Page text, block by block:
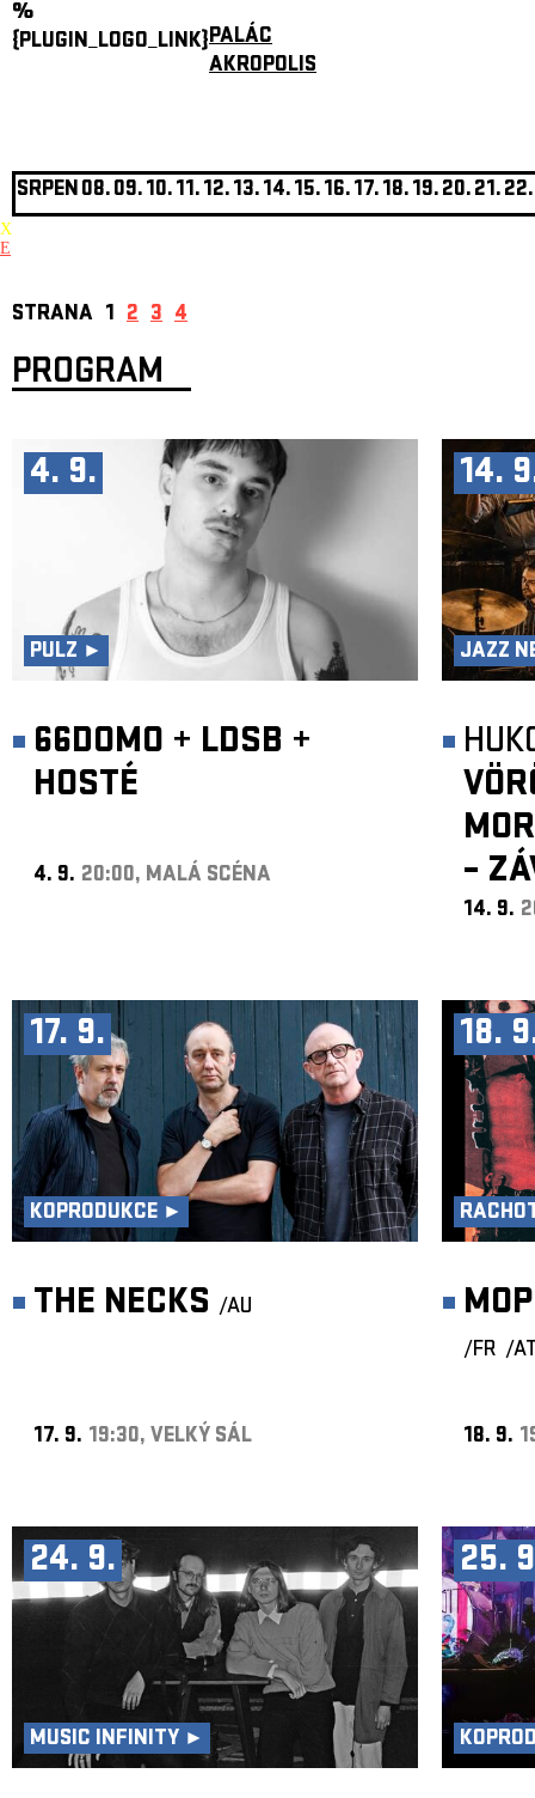
%
{PLUGIN_LOGO_LINK}PALÁC
AKROPOLIS
SRPEN08.09.10.11.12.13.14.15.16.17.18.19.20.21.22.
X
E
STRANA 1 2 3 4
PROGRAM
4. 9.
PULZ ►
66DOMO + LDSB +
HOSTÉ
4. 9. 20:00, MALÁ SCÉNA
14.
JAZZ
–
14. 9.
17. 9.
KOPRODUKCE ►
THE NECKS /AU
17. 9. 19:30, VELKÝ SÁL
18.
/FR /
18. 9.
24. 9.
MUSIC INFINITY ►
25.